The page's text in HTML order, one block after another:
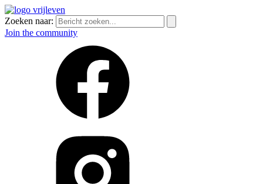
Zoeken naar:
Join the community